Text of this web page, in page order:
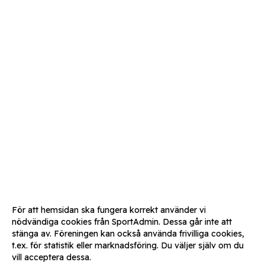
För att hemsidan ska fungera korrekt använder vi
nödvändiga cookies från SportAdmin. Dessa går inte att
stänga av. Föreningen kan också använda frivilliga cookies,
t.ex. för statistik eller marknadsföring. Du väljer själv om du
vill acceptera dessa.